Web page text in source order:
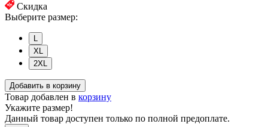
Скидка
Выберите размер:
XL
2XL
Добавить в корзину
Товар добавлен в корзину
Укажите размер!
Данный товар доступен только по полной предоплате.